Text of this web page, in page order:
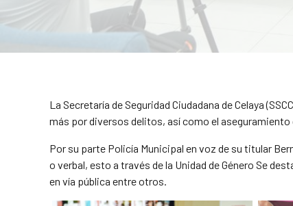
La Secretaría de Seguridad Ciudadana de Celaya
más por diversos delitos, así como el
Por su parte Policía Municipal en voz de su titular
o verbal, esto a través de la Unidad de Género Se
en vía pública entre otros.